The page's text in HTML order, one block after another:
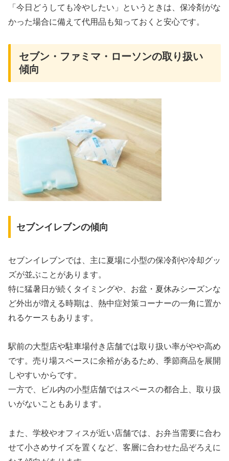
「今日どうしても冷やしたい」というときは、保冷剤がな
かった場合に備えて代用品も知っておくと安心です。
セブン・ファミマ・ローソンの取り扱い
傾向
セブンイレブンの傾向
セブンイレブンでは、主に夏場に小型の保冷剤や冷却グッ
ズが並ぶことがあります。
特に猛暑日が続くタイミングや、お盆・夏休みシーズンな
ど外出が増える時期は、熱中症対策コーナーの一角に置か
れるケースもあります。
駅前の大型店や駐車場付き店舗では取り扱い率がやや高め
です。売り場スペースに余裕があるため、季節商品を展開
しやすいからです。
一方で、ビル内の小型店舗ではスペースの都合上、取り扱
いがないこともあります。
また、学校やオフィスが近い店舗では、お弁当需要に合わ
せて小さめサイズを置くなど、客層に合わせた品ぞろえに